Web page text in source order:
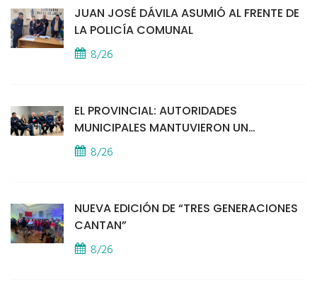
JUAN JOSÉ DÁVILA ASUMIÓ AL FRENTE DE
LA POLICÍA COMUNAL
8/26
EL PROVINCIAL: AUTORIDADES
MUNICIPALES MANTUVIERON UN
ENCUENTRO CON VECINOS POR LA
SEGURIDAD
8/26
NUEVA EDICIÓN DE “TRES GENERACIONES
CANTAN”
8/26